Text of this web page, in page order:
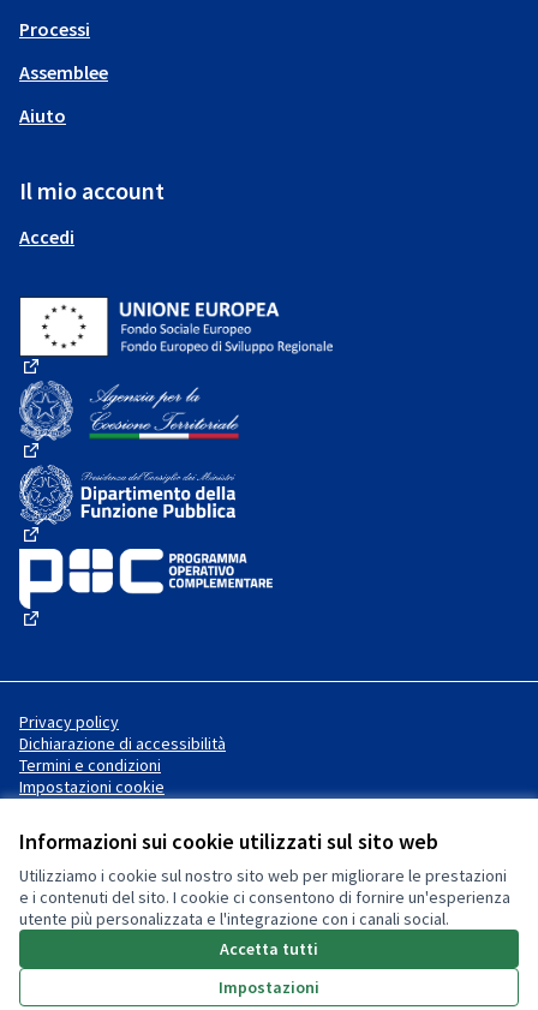
Informazioni sui cookie utilizzati sul sito web
Utilizziamo i cookie sul nostro sito web per migliorare le prestazioni
e i contenuti del sito. I cookie ci consentono di fornire un'esperienza
utente più personalizzata e l'integrazione con i canali social.
Accetta tutti
Impostazioni
Processi
Assemblee
Aiuto
Il mio account
Accedi
(Collegamento esterno)
(Collegamento esterno)
(Collegamento esterno)
Privacy policy
Dichiarazione di accessibilità
Termini e condizioni
Impostazioni cookie
Licenza Creative Commons
(Collegamento esterno)
Sito web creato consoftware
libero
(Collegamento esterno)
.
(Collegamento esterno)